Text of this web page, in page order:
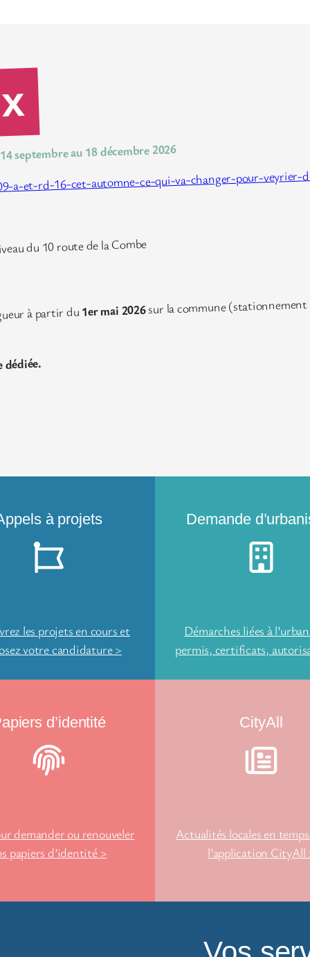
septembre au 18 décembre 2026
et-rd-16-cet-automne-ce-qui-va-changer-pour-
du 10 route de la Combe
à partir du1er mai 2026sur la commune
à projets
les projets en cours et
votre candidature >
Demande
Démarches liées à
permis, certificats,
d’identité
demander ou renouveler
papiers d’identité >
CityAll
Actualités locales en
l’application CityAll